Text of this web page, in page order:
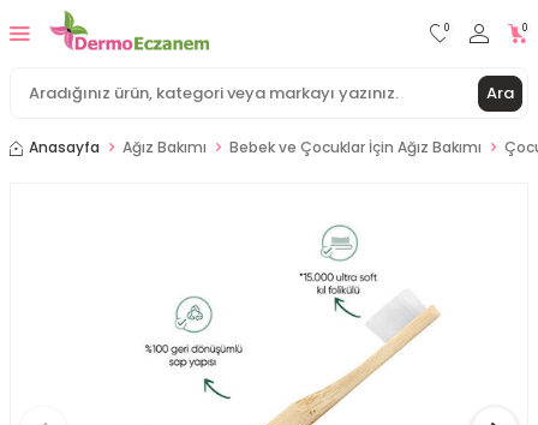
Ara
0 0
Anasayfa Ağız Bakımı Bebek ve Çocuklar İçin Ağız Bakımı